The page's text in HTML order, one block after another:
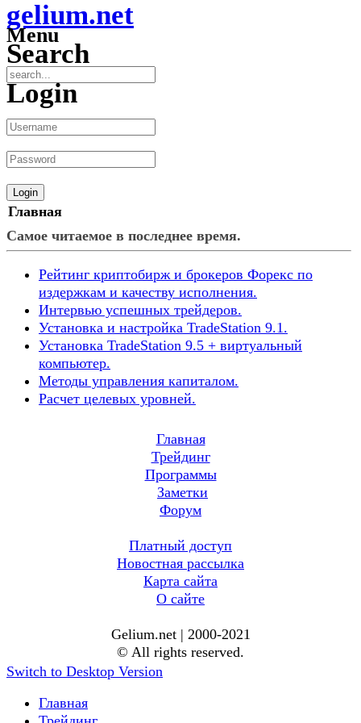
gelium.net
Menu
Search
Login
Главная
Самое читаемое в последнее время.
Рейтинг криптобирж и брокеров Форекс по
издержкам и качеству исполнения.
Интервью успешных трейдеров.
Установка и настройка TradeStation 9.1.
Установка TradeStation 9.5 + виртуальный
компьютер.
Методы управления капиталом.
Расчет целевых уровней.
Главная
Трейдинг
Программы
Заметки
Форум
Платный доступ
Новостная рассылка
Карта сайта
О сайте
Gelium.net | 2000-2021
© All rights reserved.
Switch to Desktop Version
Главная